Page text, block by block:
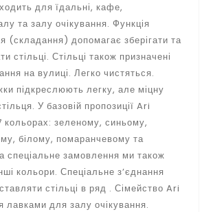
для їдальні, кафе,
та залу очікування. Функція
(складання) допомагає зберігати та
стільці. Стільці також призначені
на вулиці. Легко чистяться.
підкреслюють легку, але міцну
У базовій пропозиції Ari
кольорах: зеленому, синьому,
білому, помаранчевому та
спеціальне замовлення ми також
кольори. Спеціальне з’єднання
стільці в ряд . Сімейство Ari
лавками для залу очікування.